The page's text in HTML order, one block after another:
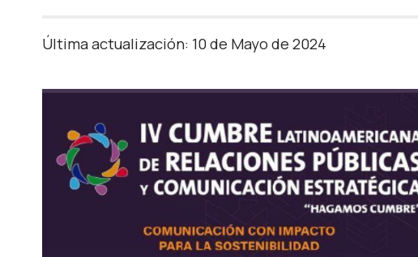
Última actualización: 10 de Mayo de 2024